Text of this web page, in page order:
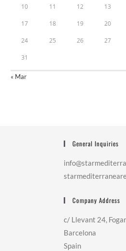
10 11 12 13
17 18 19 20
24 25 26 27
31
« Mar
General Inquiries
Company Address
c/ Llevant 24,
Barcelona
Spain